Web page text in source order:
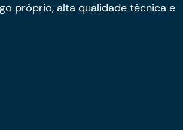
próprio, alta qualidade técnica e